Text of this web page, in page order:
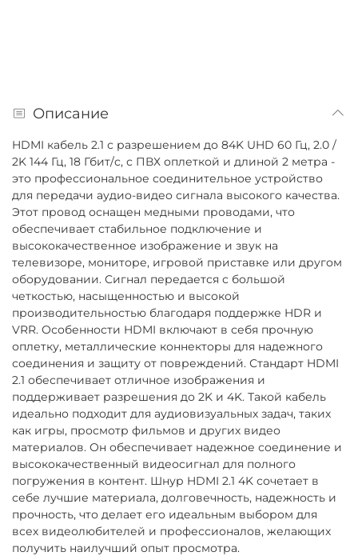
Описание
HDMI кабель 2.1 с разрешением до 84K UHD 60 Гц, 2.0 /
2K 144 Гц, 18 Гбит/с, с ПВХ оплеткой и длиной 2 метра -
это профессиональное соединительное устройство
для передачи аудио-видео сигнала высокого качества.
Этот провод оснащен медными проводами, что
обеспечивает стабильное подключение и
высококачественное изображение и звук на
телевизоре, мониторе, игровой приставке или другом
оборудовании. Сигнал передается с большой
четкостью, насыщенностью и высокой
производительностью благодаря поддержке HDR и
VRR. Особенности HDMI включают в себя прочную
оплетку, металлические коннекторы для надежного
соединения и защиту от повреждений. Стандарт HDMI
2.1 обеспечивает отличное изображения и
поддерживает разрешения до 2K и 4K. Такой кабель
идеально подходит для аудиовизуальных задач, таких
как игры, просмотр фильмов и других видео
материалов. Он обеспечивает надежное соединение и
высококачественный видеосигнал для полного
погружения в контент. Шнур HDMI 2.1 4K сочетает в
себе лучшие материала, долговечность, надежность и
прочность, что делает его идеальным выбором для
всех видеолюбителей и профессионалов, желающих
получить наилучший опыт просмотра.